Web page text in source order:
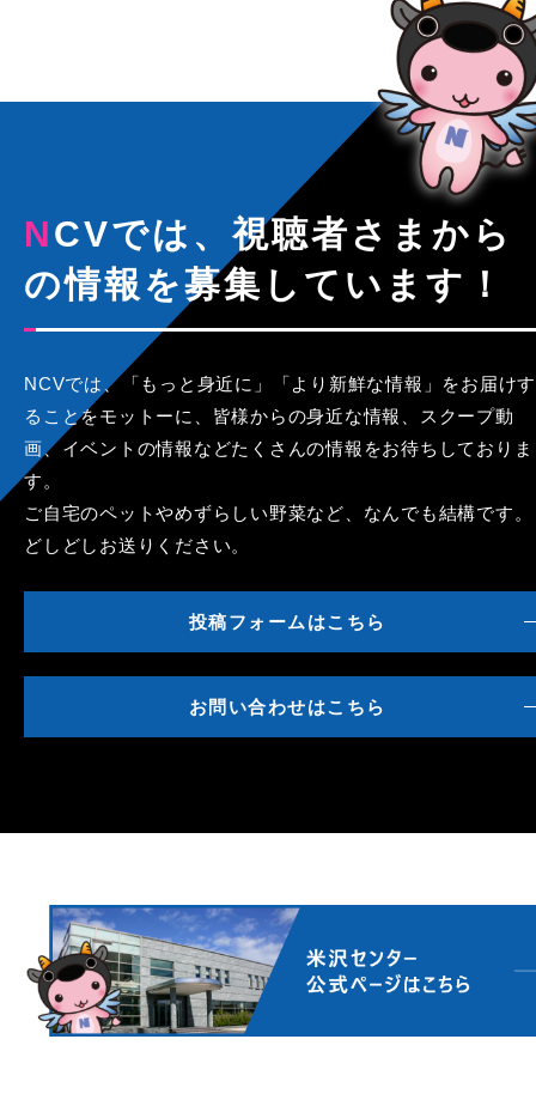
NCVでは、視聴者さまから
の情報を募集しています！
NCVでは、「もっと身近に」「より新鮮な情報」をお届けす
ることをモットーに、皆様からの身近な情報、スクープ動
画、イベントの情報などたくさんの情報をお待ちしておりま
す。
ご自宅のペットやめずらしい野菜など、なんでも結構です。
どしどしお送りください。
投稿フォームはこちら
お問い合わせはこちら